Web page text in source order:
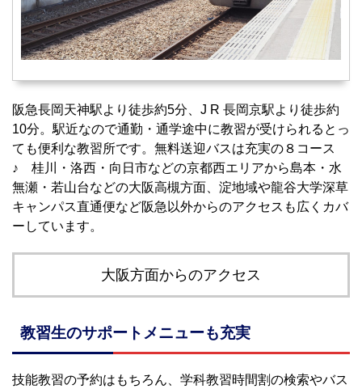
阪急長岡天神駅より徒歩約5分、J R 長岡京駅より徒歩約
10分。駅近なので通勤・通学途中に教習が受けられるとっ
ても便利な教習所です。無料送迎バスは充実の８コース
♪ 桂川・洛西・向日市などの京都西エリアから島本・水
無瀬・若山台などの大阪高槻方面、淀地域や龍谷大学深草
キャンパス直通便など阪急以外からのアクセスも広くカバ
ーしています。
大阪方面からのアクセス
教習生のサポートメニューも充実
技能教習の予約はもちろん、学科教習時間割の検索やバス